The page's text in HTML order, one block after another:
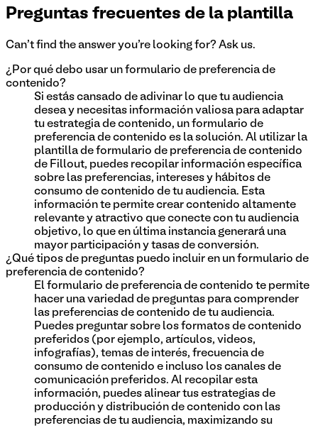
Preguntas frecuentes de la plantilla
Can't find the answer you're looking for? Ask us.
¿Por qué debo usar un formulario de preferencia de
contenido?
Si estás cansado de adivinar lo que tu audiencia
desea y necesitas información valiosa para adaptar
tu estrategia de contenido, un formulario de
preferencia de contenido es la solución. Al utilizar la
plantilla de formulario de preferencia de contenido
de Fillout, puedes recopilar información específica
sobre las preferencias, intereses y hábitos de
consumo de contenido de tu audiencia. Esta
información te permite crear contenido altamente
relevante y atractivo que conecte con tu audiencia
objetivo, lo que en última instancia generará una
mayor participación y tasas de conversión.
¿Qué tipos de preguntas puedo incluir en un formulario de
preferencia de contenido?
El formulario de preferencia de contenido te permite
hacer una variedad de preguntas para comprender
las preferencias de contenido de tu audiencia.
Puedes preguntar sobre los formatos de contenido
preferidos (por ejemplo, artículos, videos,
infografías), temas de interés, frecuencia de
consumo de contenido e incluso los canales de
comunicación preferidos. Al recopilar esta
información, puedes alinear tus estrategias de
producción y distribución de contenido con las
preferencias de tu audiencia, maximizando su